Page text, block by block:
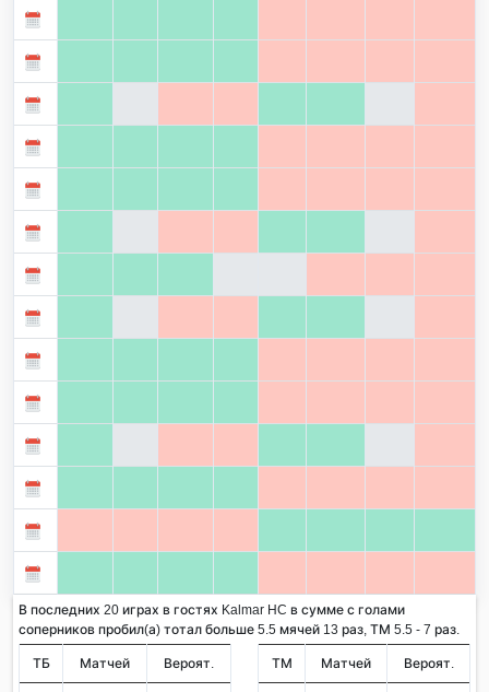
В последних 20 играх в гостях Kalmar HC в сумме с голами
соперников пробил(а) тотал больше 5.5 мячей 13 раз, ТМ 5.5 - 7 раз.
ТБ Матчей Вероят. ТМ Матчей Вероят.